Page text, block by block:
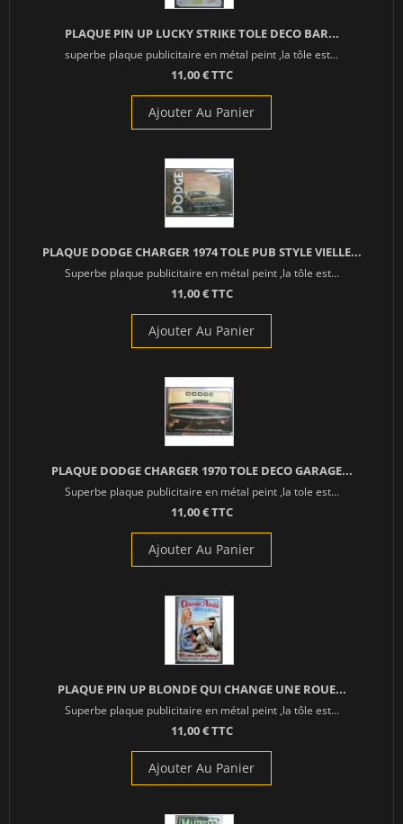
PLAQUE PIN UP LUCKY STRIKE TOLE DECO BAR...
superbe plaque publicitaire en métal peint ,la tôle est...
11,00 € TTC
Ajouter Au Panier
PLAQUE DODGE CHARGER 1974 TOLE PUB STYLE VIELLE...
Superbe plaque publicitaire en métal peint ,la tôle est...
11,00 € TTC
Ajouter Au Panier
PLAQUE DODGE CHARGER 1970 TOLE DECO GARAGE...
Superbe plaque publicitaire en métal peint ,la tole est...
11,00 € TTC
Ajouter Au Panier
PLAQUE PIN UP BLONDE QUI CHANGE UNE ROUE...
Superbe plaque publicitaire en métal peint ,la tôle est...
11,00 € TTC
Ajouter Au Panier